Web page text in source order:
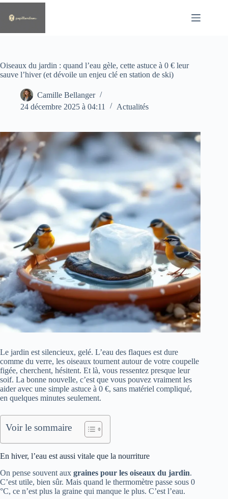
Passer
contenu
Oiseaux du jardin : quand l’eau gèle, cette astuce à 0 € leur
sauve l’hiver (et dévoile un enjeu clé en station de ski)
Camille Bellanger
24 décembre 2025 à 04:11
Actualités
Le jardin est silencieux, gelé. L’eau des flaques est dure
comme du verre, les oiseaux tournent autour de votre coupelle
figée, cherchent, hésitent. Et là, vous ressentez presque leur
soif. La bonne nouvelle, c’est que vous pouvez vraiment les
aider avec une simple astuce à 0 €, sans matériel compliqué,
en quelques minutes seulement.
Voir le sommaire
En hiver, l’eau est aussi vitale que la nourriture
On pense souvent aux graines pour les oiseaux du jardin.
C’est utile, bien sûr. Mais quand le thermomètre passe sous 0
°C, ce n’est plus la graine qui manque le plus. C’est l’eau.